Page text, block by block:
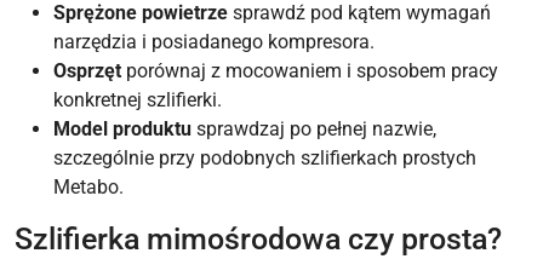
Sprężone powietrze sprawdź pod kątem wymagań
narzędzia i posiadanego kompresora.
Osprzęt porównaj z mocowaniem i sposobem pracy
konkretnej szlifierki.
Model produktu sprawdzaj po pełnej nazwie,
szczególnie przy podobnych szlifierkach prostych
Metabo.
Szlifierka mimośrodowa czy prosta?